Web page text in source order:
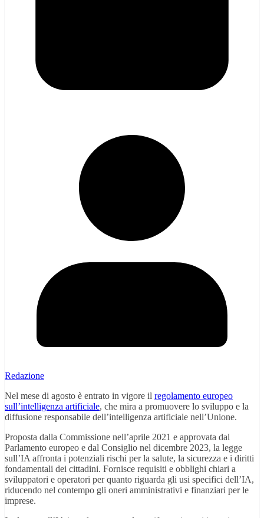
Redazione
Nel mese di agosto è entrato in vigore il regolamento europeo
sull’intelligenza artificiale, che mira a promuovere lo sviluppo e la
diffusione responsabile dell’intelligenza artificiale nell’Unione.
Proposta dalla Commissione nell’aprile 2021 e approvata dal
Parlamento europeo e dal Consiglio nel dicembre 2023, la legge
sull’IA affronta i potenziali rischi per la salute, la sicurezza e i diritti
fondamentali dei cittadini. Fornisce requisiti e obblighi chiari a
sviluppatori e operatori per quanto riguarda gli usi specifici dell’IA,
riducendo nel contempo gli oneri amministrativi e finanziari per le
imprese.